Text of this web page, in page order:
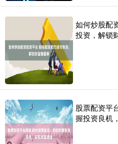
如何炒股配
投资，解锁
股票配资平
握投资良机